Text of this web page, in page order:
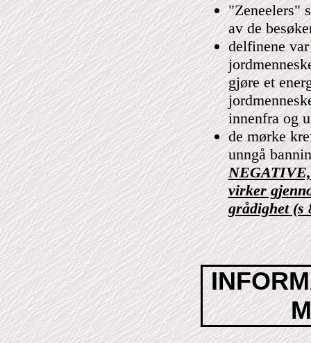
"Zeneelers"
av de
delfinene
gjøre et
innenfra og
de mørke
unngå
NEGATIVE,
virker
grådighet (s